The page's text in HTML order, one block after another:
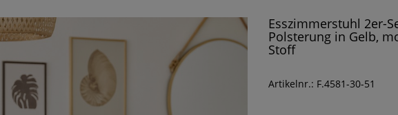
Esszimmerstuhl 2er-
Polsterung in Gelb,
Stoff
Artikelnr.: F.4581-30-51